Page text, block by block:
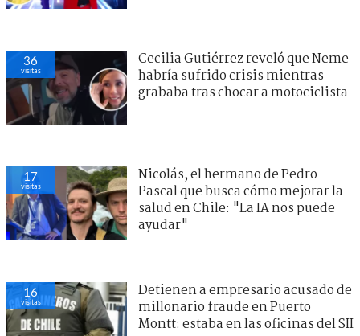
36
visitas
Cecilia Gutiérrez reveló que Neme
habría sufrido crisis mientras
grababa tras chocar a motociclista
17
visitas
Nicolás, el hermano de Pedro
Pascal que busca cómo mejorar la
salud en Chile: "La IA nos puede
ayudar"
16
visitas
Detienen a empresario acusado de
millonario fraude en Puerto
Montt: estaba en las oficinas del SII